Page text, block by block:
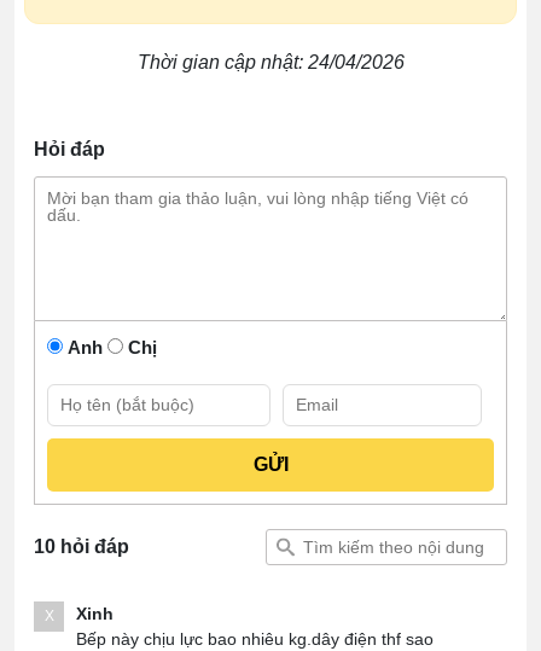
Thời gian cập nhật: 24/04/2026
Hỏi đáp
Anh Chị
10 hỏi đáp
X
Xinh
Bếp này chịu lực bao nhiêu kg.dây điện thf sao